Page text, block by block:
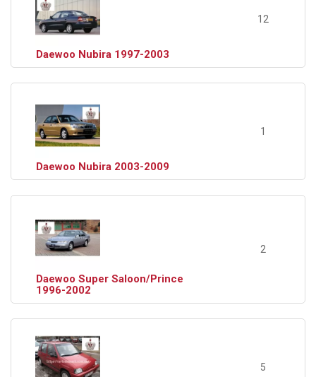
Daewoo Nubira 1997-2003
12
Daewoo Nubira 2003-2009
1
Daewoo Super Saloon/Prince
1996-2002
2
5